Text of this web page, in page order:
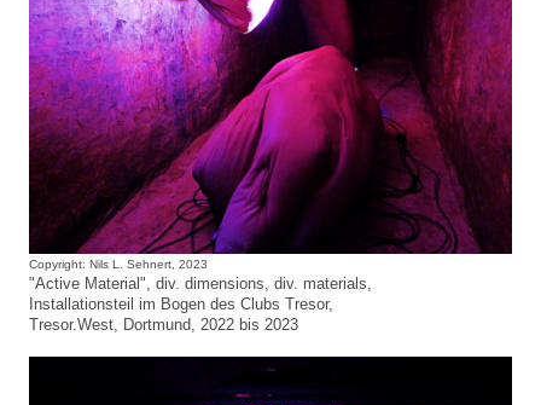
Copyright: Nils L. Sehnert, 2023
"Active Material", div. dimensions, div. materials,
Installationsteil im Bogen des Clubs Tresor,
Tresor.West, Dortmund, 2022 bis 2023